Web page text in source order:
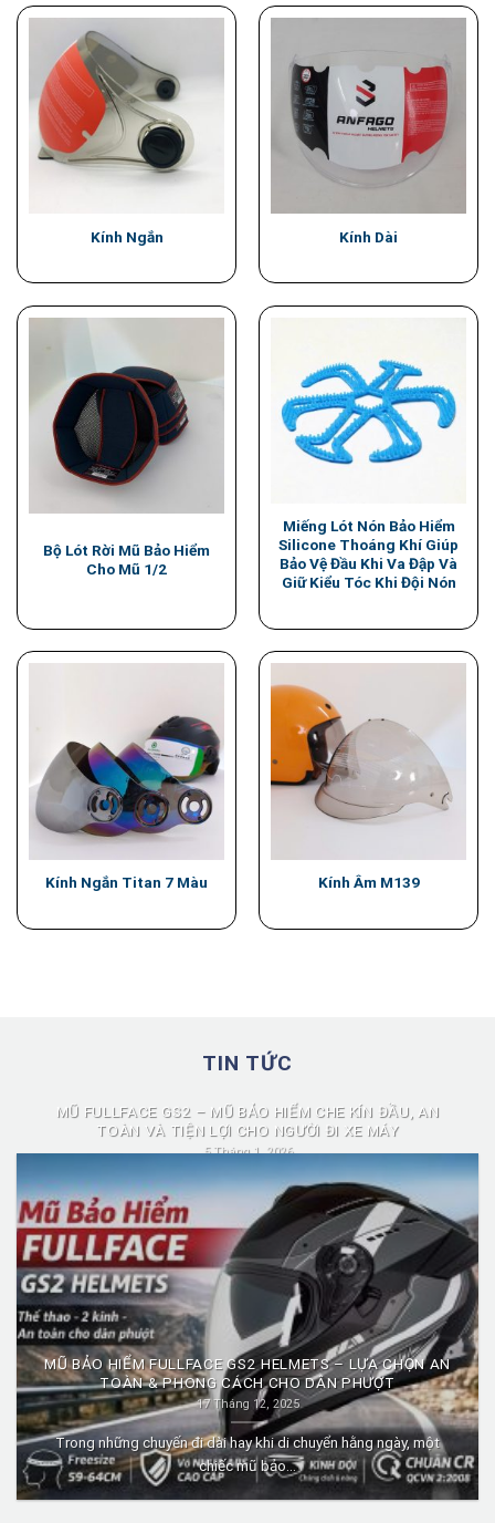
Kính Ngắn Kính Dài
Bộ Lót Rời Mũ Bảo Hiểm
Cho Mũ 1/2
Miếng Lót Nón Bảo Hiểm
Silicone Thoáng Khí Giúp
Bảo Vệ Đầu Khi Va Đập Và
Giữ Kiểu Tóc Khi Đội Nón
Kính Ngắn Titan 7 Màu Kính Âm M139
TIN TỨC
MŨ FULLFACE GS2 – MŨ BẢO HIỂM CHE KÍN ĐẦU, AN
TOÀN VÀ TIỆN LỢI CHO NGƯỜI ĐI XE MÁY
5 Tháng 1, 2026
Mũ fullface GS2 là dòng mũ bảo hiểm fullface được nhiều người
lựa chọn nhờ...
MŨ BẢO HIỂM FULLFACE GS2 HELMETS – LỰA CHỌN AN
TOÀN & PHONG CÁCH CHO DÂN PHƯỢT
17 Tháng 12, 2025
Trong những chuyến đi dài hay khi di chuyển hằng ngày, một
chiếc mũ bảo...